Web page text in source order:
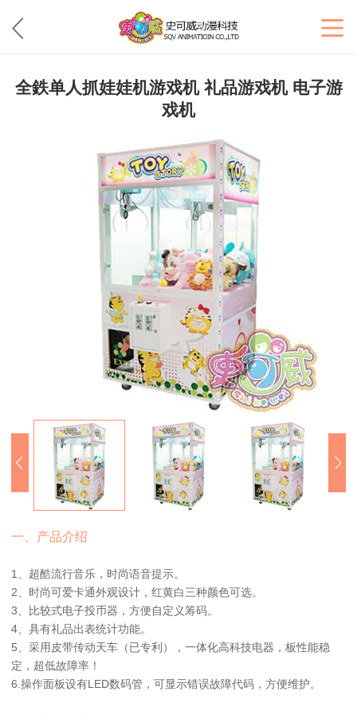
全鉄单人抓娃娃机游戏机 礼品游戏机 电子游
戏机
一、产品介绍
1、超酷流行音乐，时尚语音提示。
2、时尚可爱卡通外观设计，红黄白三种颜色可选。
3、比较式电子投币器，方便自定义筹码。
4、具有礼品出表统计功能。
5、采用皮带传动天车（已专利），一体化高科技电器，板性能稳
定，超低故障率！
6.操作面板设有LED数码管，可显示错误故障代码，方便维护。